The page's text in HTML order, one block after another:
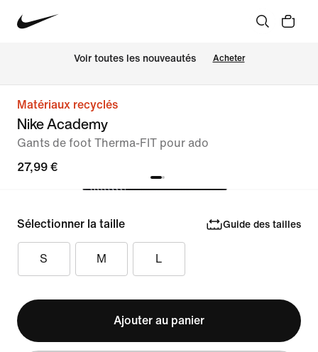
Voir toutes les nouveautés Acheter
Matériaux recyclés
Nike Academy
Gants de foot Therma-FIT pour ado
27,99 €
Sélectionner la taille Guide des tailles
S M L
Ajouter au panier